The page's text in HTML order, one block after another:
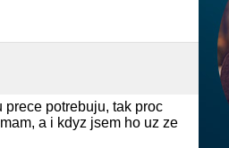
potrebuju, tak proc
a i kdyz jsem ho uz ze